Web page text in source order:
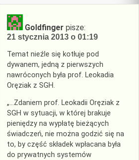
Goldfinger pisze:
21 stycznia 2013 o 01:19
Temat nieźle się kotłuje pod
dywanem, jedną z pierwszych
nawróconych była prof. Leokadia
Oręziak z SGH.
„…Zdaniem prof. Leokadii Oręziak z
SGH w sytuacji, w której brakuje
pieniędzy na wypłatę bieżących
świadczeń, nie można godzić się na
to, by część składek wpłacana była
do prywatnych systemów